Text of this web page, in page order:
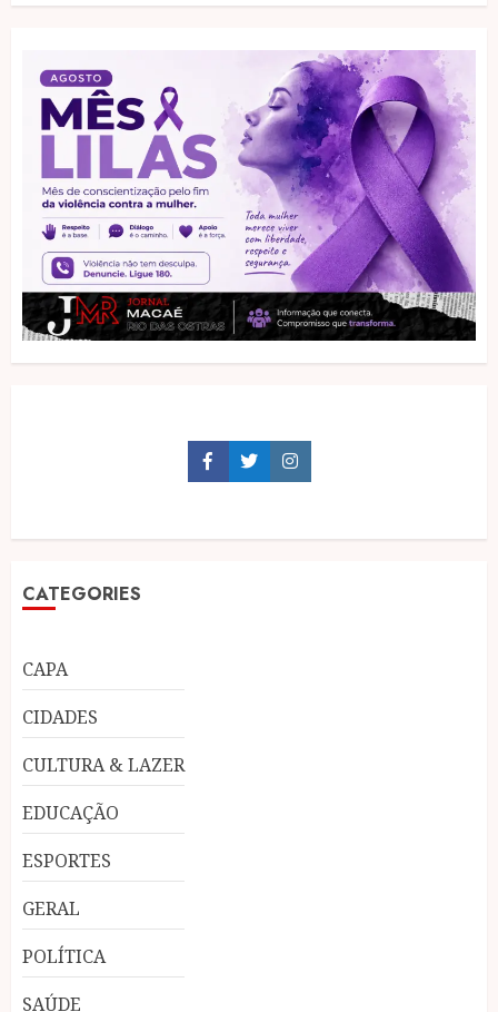
FacebookTwitterInstagram
CATEGORIES
CAPA
CIDADES
CULTURA & LAZER
EDUCAÇÃO
ESPORTES
GERAL
POLÍTICA
SAÚDE